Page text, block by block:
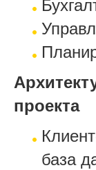
проекта
база